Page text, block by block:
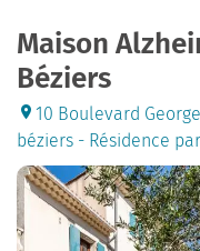
Maison
Béziers
10 Boulevard
béziers - Résidence